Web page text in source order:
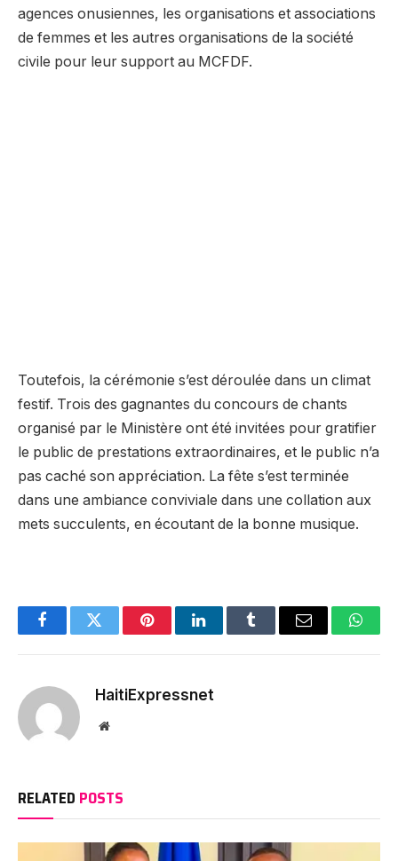
agences onusiennes, les organisations et associations
de femmes et les autres organisations de la société
civile pour leur support au MCFDF.
Toutefois, la cérémonie s’est déroulée dans un climat
festif. Trois des gagnantes du concours de chants
organisé par le Ministère ont été invitées pour gratifier
le public de prestations extraordinaires, et le public n’a
pas caché son appréciation. La fête s’est terminée
dans une ambiance conviviale dans une collation aux
mets succulents, en écoutant de la bonne musique.
FacebookTwitter PinterestLinkedInTumblr Email
HaitiExpressnet
Website
RELATED POSTS